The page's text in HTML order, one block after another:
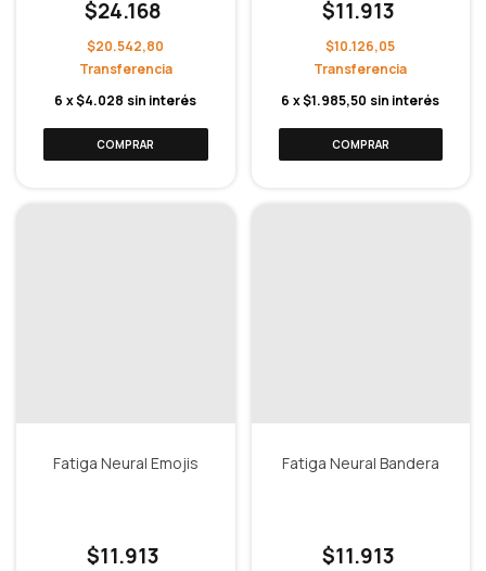
$24.168
$20.542,80
6 x$4.028 sin interés
$11.913
$10.126,05
6 x$1.985,50 sin interés
Fatiga Neural Emojis
$11.913
Fatiga Neural Bandera
$11.913